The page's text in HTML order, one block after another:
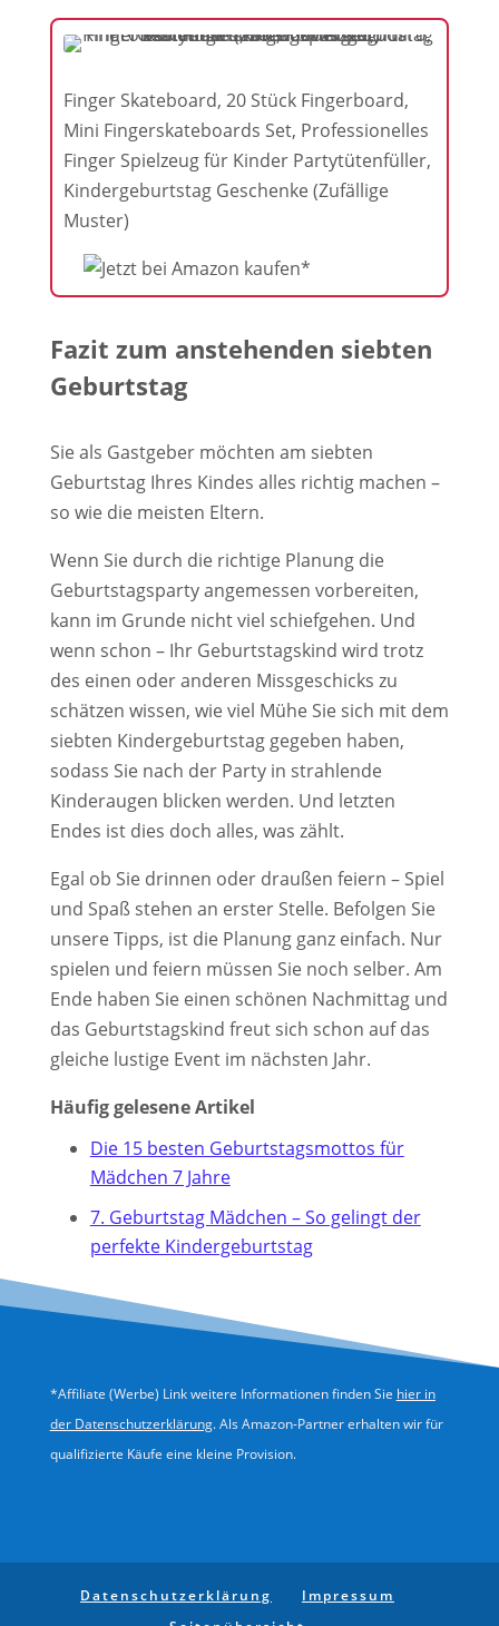
Finger Skateboard, 20 Stück Fingerboard,
Mini Fingerskateboards Set, Professionelles
Finger Spielzeug für Kinder Partytütenfüller,
Kindergeburtstag Geschenke (Zufällige
Muster)
Fazit zum anstehenden siebten
Geburtstag
Sie als Gastgeber möchten am siebten
Geburtstag Ihres Kindes alles richtig machen –
so wie die meisten Eltern.
Wenn Sie durch die richtige Planung die
Geburtstagsparty angemessen vorbereiten,
kann im Grunde nicht viel schiefgehen. Und
wenn schon – Ihr Geburtstagskind wird trotz
des einen oder anderen Missgeschicks zu
schätzen wissen, wie viel Mühe Sie sich mit dem
siebten Kindergeburtstag gegeben haben,
sodass Sie nach der Party in strahlende
Kinderaugen blicken werden. Und letzten
Endes ist dies doch alles, was zählt.
Egal ob Sie drinnen oder draußen feiern – Spiel
und Spaß stehen an erster Stelle. Befolgen Sie
unsere Tipps, ist die Planung ganz einfach. Nur
spielen und feiern müssen Sie noch selber. Am
Ende haben Sie einen schönen Nachmittag und
das Geburtstagskind freut sich schon auf das
gleiche lustige Event im nächsten Jahr.
Häufig gelesene Artikel
Die 15 besten Geburtstagsmottos für
Mädchen 7 Jahre
7. Geburtstag Mädchen – So gelingt der
perfekte Kindergeburtstag
*Affiliate (Werbe) Link weitere Informationen finden Sie hier in
der Datenschutzerklärung. Als Amazon-Partner erhalten wir für
qualifizierte Käufe eine kleine Provision.
Datenschutz­erklärung
Impressum